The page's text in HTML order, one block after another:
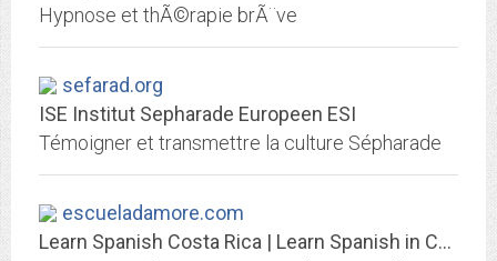
Hypnose et thÃ©rapie brÃ¨ve
sefarad.org
ISE Institut Sepharade Europeen ESI
Témoigner et transmettre la culture Sépharade
escueladamore.com
Learn Spanish Costa Rica | Learn Spanish in Costa Rica | Learn Spanish |...